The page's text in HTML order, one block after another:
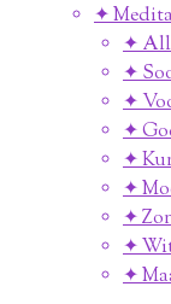
✦
✦
✦
✦
✦
✦
✦
✦
✦
✦